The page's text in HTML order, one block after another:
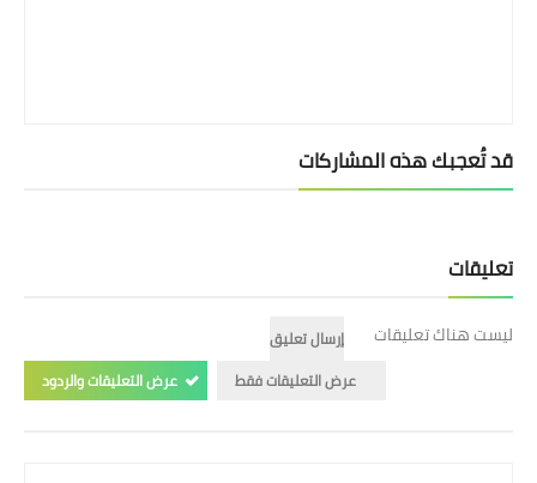
قد تُعجبك هذه المشاركات
تعليقات
ليست هناك تعليقات
إرسال تعليق
عرض التعليقات فقط
عرض التعليقات والردود